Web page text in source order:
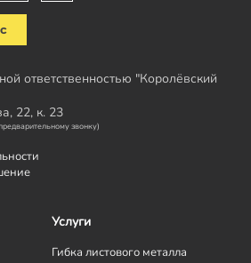
ответственностью "Королёвский
22, к. 23
звонку)
Услуги
Гибка листового металла